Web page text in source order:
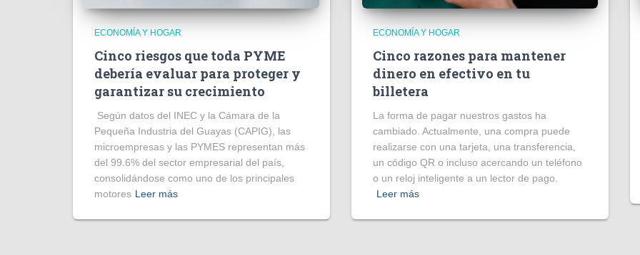
ECONOMÍA Y HOGAR
Cinco riesgos que toda PYME
debería evaluar para proteger y
garantizar su crecimiento
Según datos del INEC y la Cámara de la
Pequeña Industria del Guayas (CAPIG), las
microempresas y las PYMES representan más
del 99.6% del sector empresarial del país,
consolidándose como uno de los principales
motores Leer más
ECONOMÍA Y HOGAR
Cinco razones para mantener
dinero en efectivo en tu
billetera
La forma de pagar nuestros gastos ha
cambiado. Actualmente, una compra puede
realizarse con una tarjeta, una transferencia,
un código QR o incluso acercando un teléfono
o un reloj inteligente a un lector de pago.
Leer más